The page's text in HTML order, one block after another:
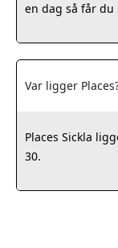
en dag så får du
Var ligger
Places Sickla
30.